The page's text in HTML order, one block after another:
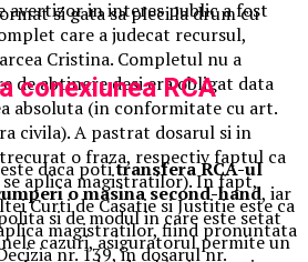
avertizor in interes public a fost
care a judecat recursul,
Cristina. Completul nu a
de abtinere desi era obligat data
absoluta (in conformitate cu art.
civila). A pastrat dosarul si in
o fraza, respectiv faptul ca
se aplica magistratilor). In fapt,
Curti de Casatie si Justitie este ca
magistratilor, fiind pronuntata
nr. 139, in dosarul nr.
si gata sa pleci la drum cu
conexiunea RCA
daca potitransfera RCA-ul
o masina second-hand, iar
si de modul in care este setat
cazuri, asiguratorul permite un